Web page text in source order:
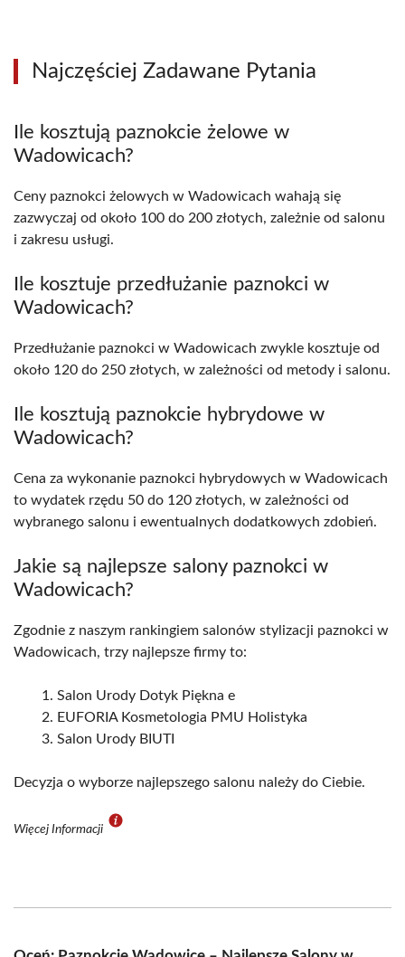
Najczęściej Zadawane Pytania
Ile kosztują paznokcie żelowe w
Wadowicach?
Ceny paznokci żelowych w Wadowicach wahają się
zazwyczaj od około 100 do 200 złotych, zależnie od salonu
i zakresu usługi.
Ile kosztuje przedłużanie paznokci w
Wadowicach?
Przedłużanie paznokci w Wadowicach zwykle kosztuje od
około 120 do 250 złotych, w zależności od metody i salonu.
Ile kosztują paznokcie hybrydowe w
Wadowicach?
Cena za wykonanie paznokci hybrydowych w Wadowicach
to wydatek rzędu 50 do 120 złotych, w zależności od
wybranego salonu i ewentualnych dodatkowych zdobień.
Jakie są najlepsze salony paznokci w
Wadowicach?
Zgodnie z naszym rankingiem salonów stylizacji paznokci w
Wadowicach, trzy najlepsze firmy to:
Salon Urody Dotyk Piękna e
EUFORIA Kosmetologia PMU Holistyka
Salon Urody BIUTI
Decyzja o wyborze najlepszego salonu należy do Ciebie.
Więcej Informacji